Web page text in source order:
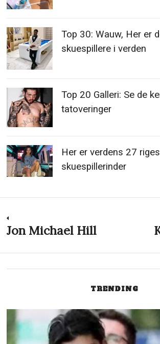
Top 30: Wauw, Her er
skuespillere i verden
Top 20 Galleri: Se de
tatoveringer
Her er verdens 27
skuespillerinder
Indlægsnavigation
Previous
Jon Michael Hill
TRENDING